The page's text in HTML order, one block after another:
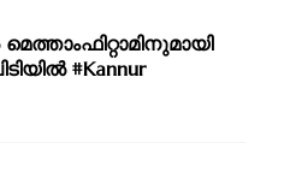
#Kannur